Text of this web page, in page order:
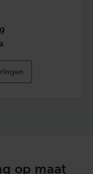
op maat